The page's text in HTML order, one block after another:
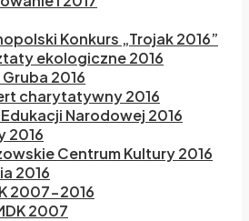
Konkurs „Trojak 2016”
ekologiczne 2016
2016
charytatywny 2016
Narodowej 2016
2016
Centrum Kultury 2016
2016
2007-2016
2007